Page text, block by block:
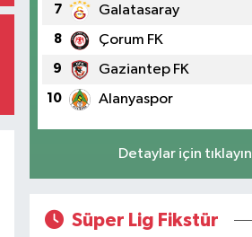
7 Galatasaray
8 Çorum FK
9 Gaziantep FK
10 Alanyaspor
Detaylar için tıklayın
Süper Lig Fikstür